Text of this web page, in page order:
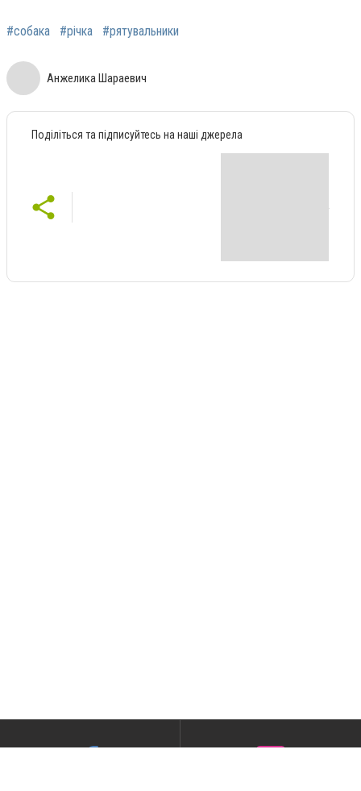
#собака #річка #рятувальники
Анжелика Шараевич
Поділіться та підписуйтесь на наші джерела